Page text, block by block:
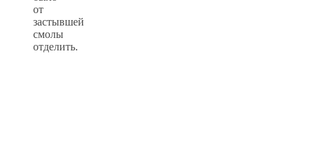
от
застывшей
смолы
отделить.